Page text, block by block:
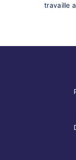
travaille